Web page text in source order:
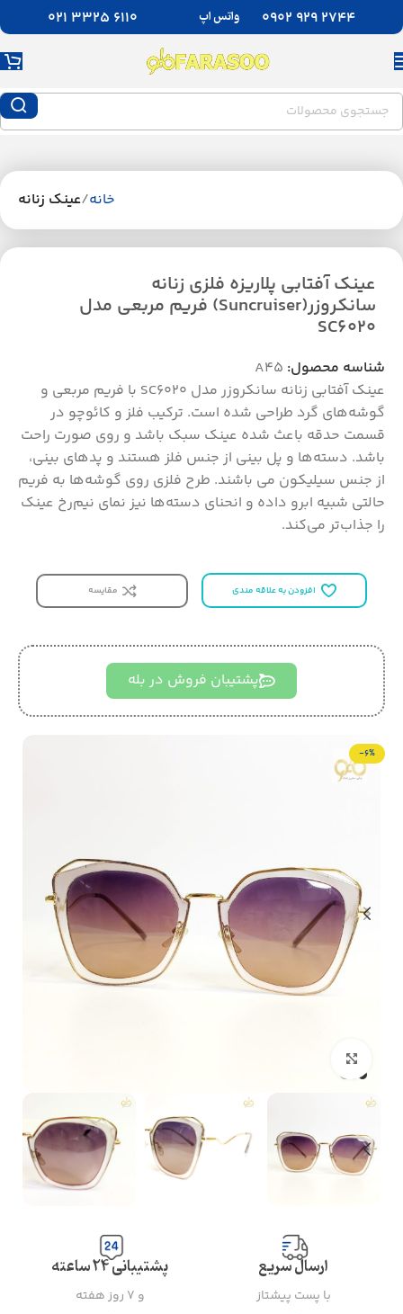
2744 929 0902 واتس اپ 6110 3325 021
خانه عینک زنانه
عینک آفتابی پلاریزه فلزی زنانه
سانکروزر(Suncruiser) فریم مربعی مدل
SC6020
شناسه محصول: A45
عینک آفتابی زنانه سانکروزر مدل SC6020 با فریم مربعی و
گوشه‌های گرد طراحی شده است. ترکیب فلز و کائوچو در
قسمت حدقه باعث شده عینک سبک باشد و روی صورت راحت
باشد. دسته‌ها و پل بینی از جنس فلز هستند و پدهای بینی،
از جنس سیلیکون می باشند. طرح فلزی روی گوشه‌ها به فریم
حالتی شبیه ابرو داده و انحنای دسته‌ها نیز نمای نیم‌رخ عینک
را جذاب‌تر می‌کند.
افزودن به علاقه مندی مقایسه
پشتیبان فروش در بله
-6%
ارسال سریع
با پست پیشتاز
پشتیبانی ۲۴ ساعته
و ۷ روز هفته